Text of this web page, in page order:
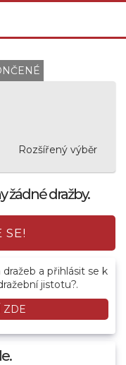
Rozšířený výběr
žádné dražby.
SE!
a přihlásit se k
jistotu?.
ZDE